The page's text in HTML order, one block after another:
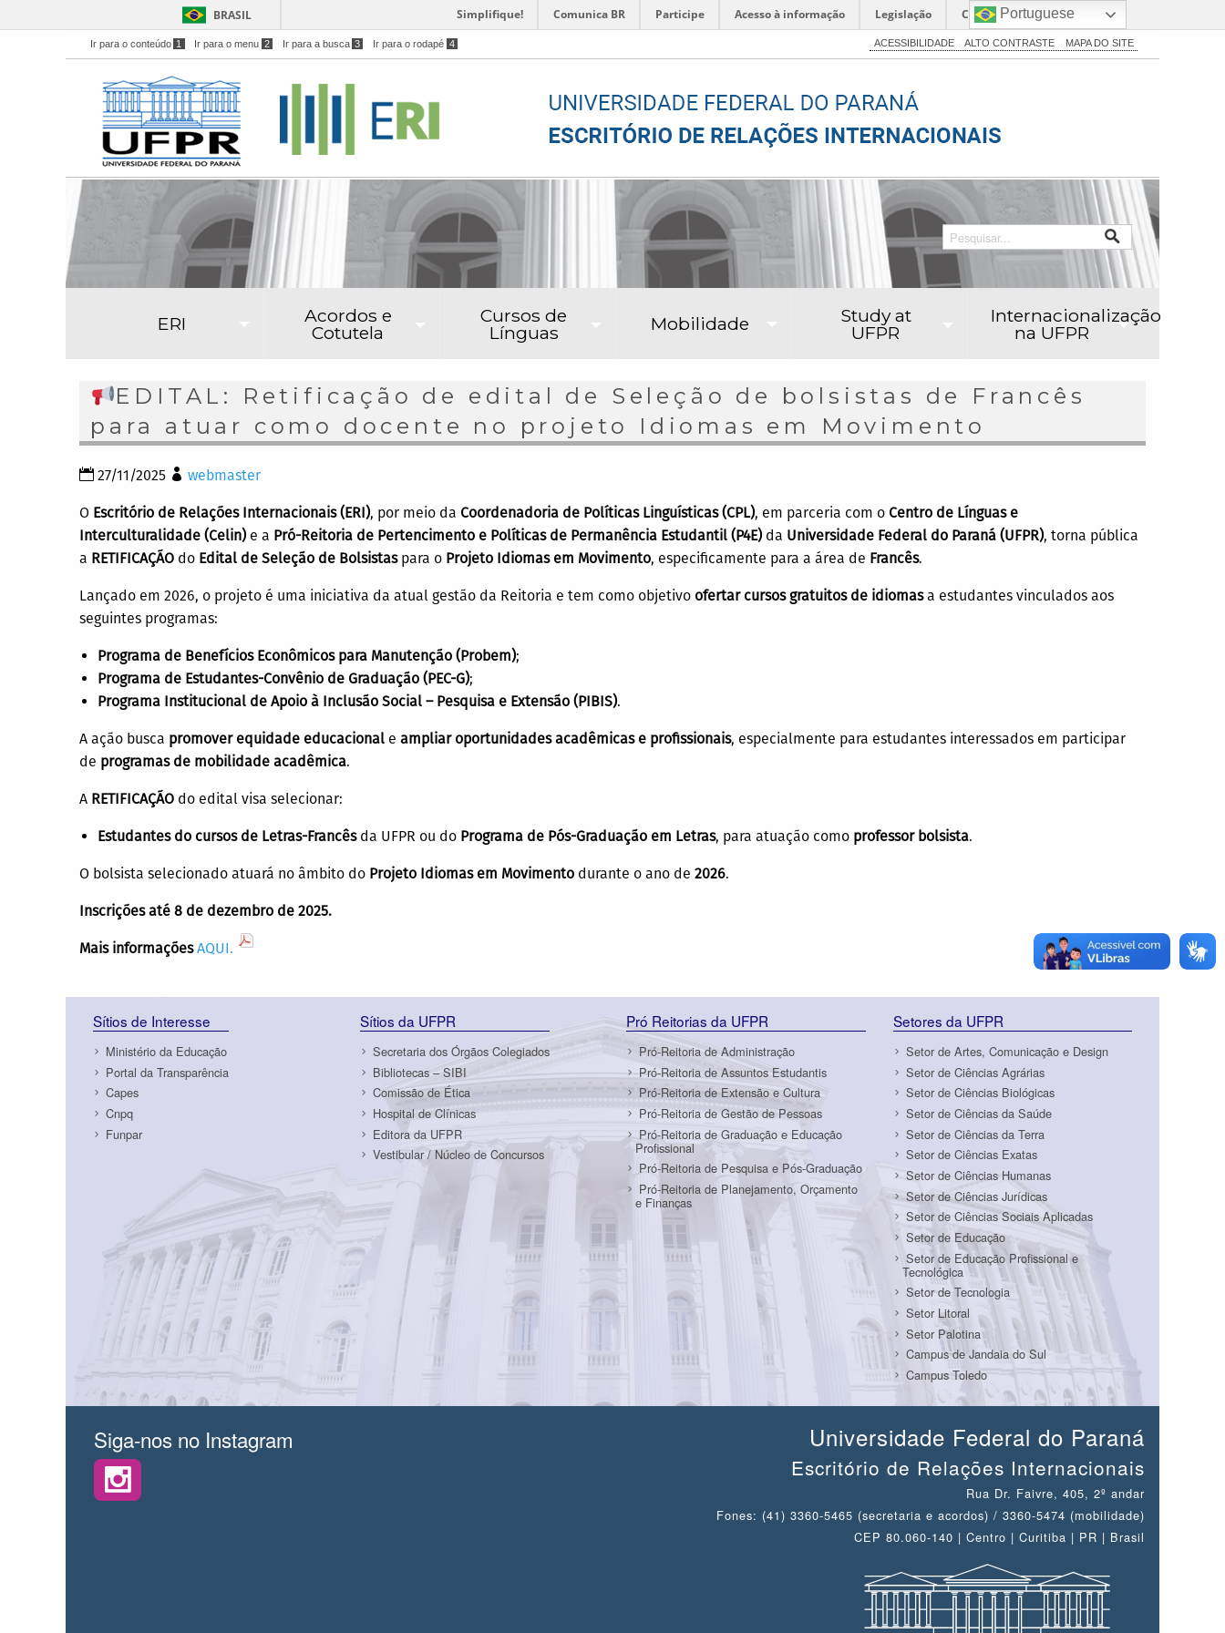
BRASIL Simplifique! Comunica BR Participe Acesso à informação Legislação Canais
Ir para o conteúdo 1 Ir para o menu 2 Ir para a busca 3 Ir para o rodapé 4 ACESSIBILIDADE ALTO CONTRASTE MAPA DO SITE
ERI Acordos e
Cotutela
Cursos de
Línguas Mobilidade Study at
UFPR
Internacionalização
na UFPR
EDITAL: Retificação de edital de Seleção de bolsistas de Francês
para atuar como docente no projeto Idiomas em Movimento
27/11/2025 webmaster
O Escritório de Relações Internacionais (ERI), por meio da Coordenadoria de Políticas Linguísticas (CPL), em parceria com o Centro de Línguas e
Interculturalidade (Celin)e a Pró-Reitoria de Pertencimento e Políticas de Permanência Estudantil (P4E)da Universidade Federal do Paraná (UFPR), torna pública
a RETIFICAÇÃO do Edital de Seleção de Bolsistaspara o Projeto Idiomas em Movimento, especificamente para a área de Francês.
Lançado em 2026, o projeto é uma iniciativa da atual gestão da Reitoria e tem como objetivo ofertar cursos gratuitos de idiomasa estudantes vinculados aos
seguintes programas:
Programa de Benefícios Econômicos para Manutenção (Probem);
Programa de Estudantes-Convênio de Graduação (PEC-G);
Programa Institucional de Apoio à Inclusão Social – Pesquisa e Extensão (PIBIS).
A ação busca promover equidade educacional e ampliar oportunidades acadêmicas e profissionais, especialmente para estudantes interessados em participar
de programas de mobilidade acadêmica.
A RETIFICAÇÃO do edital visa selecionar:
Estudantes do cursos de Letras-Francêsda UFPR ou do Programa de Pós-Graduação em Letras, para atuação como professor bolsista.
O bolsista selecionado atuará no âmbito do Projeto Idiomas em Movimento durante o ano de 2026.
Inscrições até 8 de dezembro de 2025.
Mais informações AQUI.
Sítios de Interesse
Ministério da Educação
Portal da Transparência
Capes
Cnpq
Funpar
Sítios da UFPR
Secretaria dos Órgãos Colegiados
Bibliotecas – SIBI
Comissão de Ética
Hospital de Clínicas
Editora da UFPR
Vestibular / Núcleo de Concursos
Pró Reitorias da UFPR
Pró-Reitoria de Administração
Pró-Reitoria de Assuntos Estudantis
Pró-Reitoria de Extensão e Cultura
Pró-Reitoria de Gestão de Pessoas
Pró-Reitoria de Graduação e Educação
Profissional
Pró-Reitoria de Pesquisa e Pós-Graduação
Pró-Reitoria de Planejamento, Orçamento
e Finanças
Setores da UFPR
Setor de Artes, Comunicação e Design
Setor de Ciências Agrárias
Setor de Ciências Biológicas
Setor de Ciências da Saúde
Setor de Ciências da Terra
Setor de Ciências Exatas
Setor de Ciências Humanas
Setor de Ciências Jurídicas
Setor de Ciências Sociais Aplicadas
Setor de Educação
Setor de Educação Profissional e
Tecnológica
Setor de Tecnologia
Setor Litoral
Setor Palotina
Campus de Jandaia do Sul
Campus Toledo
Siga-nos no Instagram Universidade Federal do Paraná
Escritório de Relações Internacionais
Rua Dr. Faivre, 405, 2º andar
Fones: (41) 3360-5465 (secretaria e acordos) / 3360-5474 (mobilidade)
CEP 80.060-140 | Centro | Curitiba | PR | Brasil
Portuguese